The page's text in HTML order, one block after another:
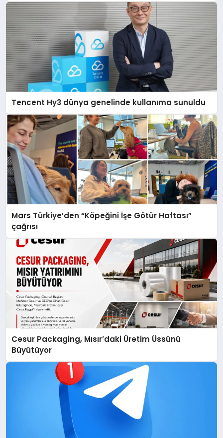
Tencent Hy3 dünya genelinde kullanıma sunuldu
Mars Türkiye’den “Köpeğini İşe Götür Haftası”
çağrısı
Cesur Packaging, Mısır’daki Üretim Üssünü
Büyütüyor